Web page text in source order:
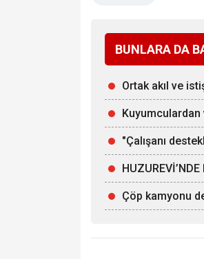
BUNLARA DA
Ortak akıl ve
Kuyumculardan
"Çalışanı
Çöp kamyonu